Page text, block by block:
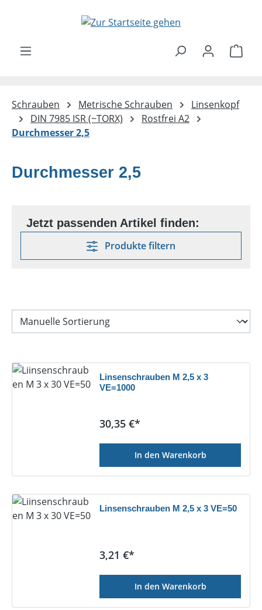
Zum Hauptinhalt springen
Schrauben Metrische Schrauben
Linsenkopf
DIN 7985 ISR (~TORX)
Rostfrei A2
Durchmesser 2,5
Durchmesser 2,5
Produkte filtern
Linsenschrauben M 2,5 x 3
VE=1000
Regulärer Preis:
30,35 €*
In den Warenkorb
Linsenschrauben M 2,5 x 3 VE=50
Regulärer Preis:
3,21 €*
In den Warenkorb